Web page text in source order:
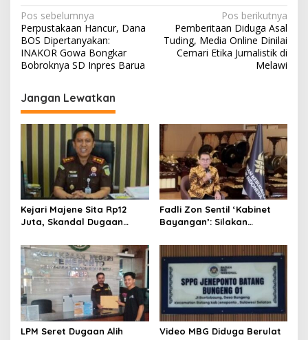
N
a
v
i
g
a
s
i
p
o
s
Pos sebelumnya
Perpustakaan Hancur, Dana
BOS Dipertanyakan:
INAKOR Gowa Bongkar
Bobroknya SD Inpres Barua
Pos berikutnya
Pemberitaan Diduga Asal
Tuding, Media Online Dinilai
Cemari Etika Jurnalistik di
Melawi
Jangan Lewatkan
Kejari Majene Sita Rp12
Juta, Skandal Dugaan
Mulai Terkuak
Fadli Zon Sentil ‘Kabinet
Bayangan’: Silakan
Sekadar Bayangan
LPM Seret Dugaan Alih
Video MBG Diduga Berulat